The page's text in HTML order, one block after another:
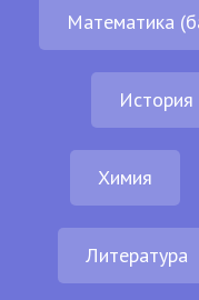
Математика
История
Химия
Литература